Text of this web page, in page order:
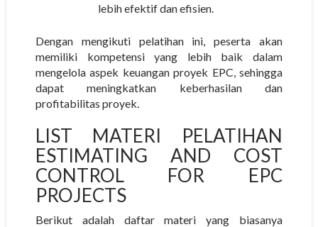
lebih efektif dan efisien.
Dengan mengikuti pelatihan ini, peserta akan
memiliki kompetensi yang lebih baik dalam
mengelola aspek keuangan proyek EPC, sehingga
dapat meningkatkan keberhasilan dan
profitabilitas proyek.
LIST MATERI PELATIHAN
ESTIMATING AND COST
CONTROL FOR EPC
PROJECTS
Berikut adalah daftar materi yang biasanya